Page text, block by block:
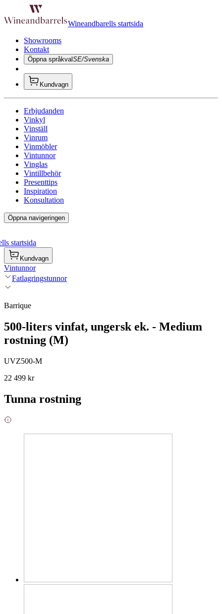
Wineandbarells startsida
Showrooms
Kontakt
Öppna språkvalSE/Svenska
Kundvagn
Erbjudanden
Vinkyl
Vinställ
Vinrum
Vinmöbler
Vintunnor
Vinglas
Vintillbehör
Presenttips
Inspiration
Konsultation
Öppna navigeringen
startsida
Kundvagn
Vintunnor
Fatlagringstunnor
Barrique
500-liters vinfat, ungersk ek. - Medium
rostning (M)
UVZ500-M
22 499 kr
Tunna rostning